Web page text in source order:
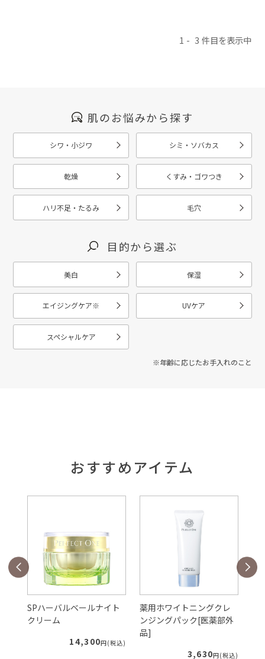
1 3
肌のお悩みから探す
シワ・小ジワ シミ・ソバカス
乾燥 くすみ・ゴワつき
ハリ不足・たるみ 毛穴
目的から選ぶ
美白 保湿
エイジングケア※ UVケア
スペシャルケア
※年齢に応じたお手入れのこと
おすすめアイテム
SPハーバルベールナイト
クリーム
14,300円(税込)
薬用ホワイトニングクレ
ンジングパック[医薬部外
品]
3,630円(税込)